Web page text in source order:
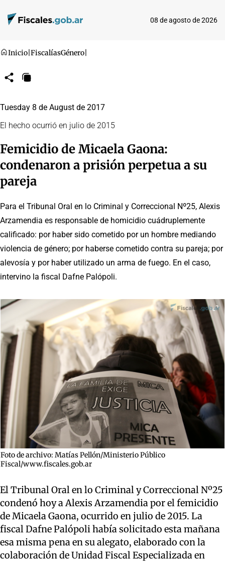
08 de agosto de 2026
Inicio FiscalíasGénero
CompartirCopiar
Tuesday 8 de August de 2017
El hecho ocurrió en julio de 2015
Femicidio de Micaela Gaona:
condenaron a prisión perpetua a su
pareja
Para el Tribunal Oral en lo Criminal y Correccional Nº25, Alexis
Arzamendia es responsable de homicidio cuádruplemente
calificado: por haber sido cometido por un hombre mediando
violencia de género; por haberse cometido contra su pareja; por
alevosía y por haber utilizado un arma de fuego. En el caso,
intervino la fiscal Dafne Palópoli.
Foto de archivo: Matías Pellón/Ministerio Público
Fiscal/www.fiscales.gob.ar
El Tribunal Oral en lo Criminal y Correccional Nº25
condenó hoy a Alexis Arzamendia por el femicidio
de Micaela Gaona, ocurrido en julio de 2015. La
fiscal Dafne Palópoli había solicitado esta mañana
esa misma pena en su alegato, elaborado con la
colaboración de Unidad Fiscal Especializada en